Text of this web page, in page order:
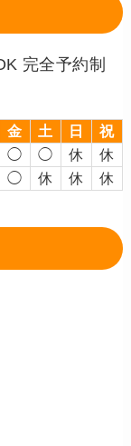
完全予約制
金 土 日
祝
◯ ◯ 休
休
◯ 休 休 休